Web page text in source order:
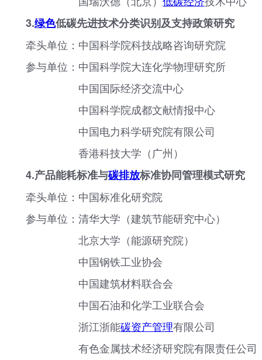
3.绿色低碳先进技术分类识别及支持政策研究
牵头单位：中国科学院科技战略咨询研究院
参与单位：中国科学院大连化学物理研究所
中国国际经济交流中心
中国科学院成都文献情报中心
中国电力科学研究院有限公司
香港科技大学（广州）
4.产品能耗标准与碳排放标准协同管理模式研究
牵头单位：中国标准化研究院
参与单位：清华大学（建筑节能研究中心）
北京大学（能源研究院）
中国钢铁工业协会
中国建筑材料联合会
中国石油和化学工业联合会
浙江浙能碳资产管理有限公司
有色金属技术经济研究院有限责任公司